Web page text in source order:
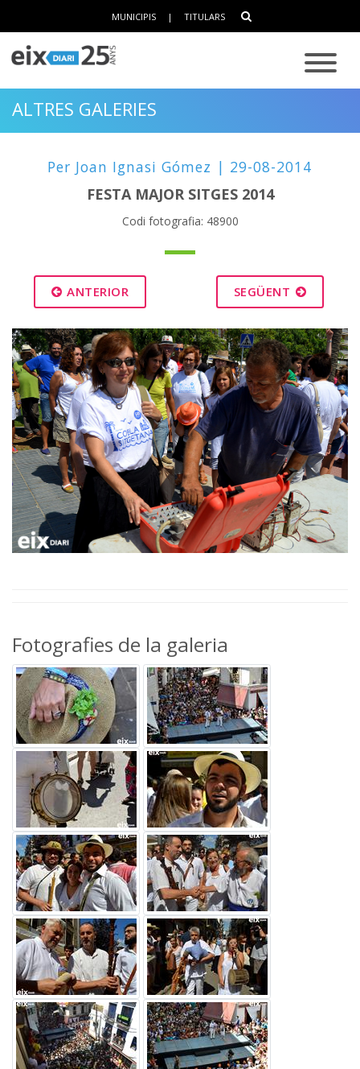
MUNICIPIS | TITULARS
ALTRES GALERIES
Per Joan Ignasi Gómez | 29-08-2014
FESTA MAJOR SITGES 2014
Codi fotografia: 48900
ANTERIOR SEGÜENT
Fotografies de la galeria